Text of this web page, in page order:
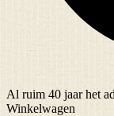
Al ruim 40 jaarhet
Winkelwagen